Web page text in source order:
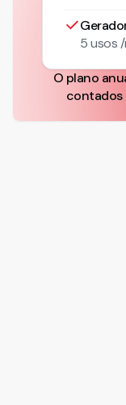
5 usos
O plano
contados